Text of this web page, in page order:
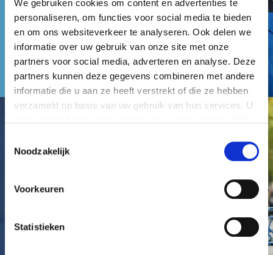
We gebruiken cookies om content en advertenties te
personaliseren, om functies voor social media te bieden
en om ons websiteverkeer te analyseren. Ook delen we
informatie over uw gebruik van onze site met onze
partners voor social media, adverteren en analyse. Deze
partners kunnen deze gegevens combineren met andere
informatie die u aan ze heeft verstrekt of die ze hebben
verzameld op basis van uw gebruik van hun services. U
Noodzakelijk
Voorkeuren
Statistieken